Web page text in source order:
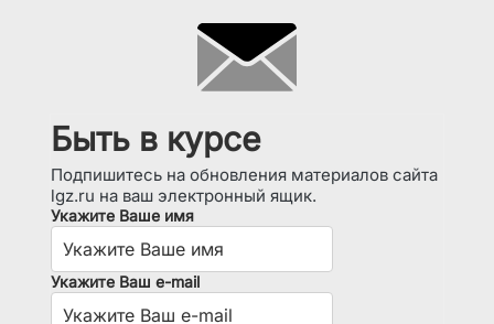
Быть в курсе
Подпишитесь на обновления материалов сайта
lgz.ru на ваш электронный ящик.
Укажите Ваше имя
Укажите Ваш e-mail